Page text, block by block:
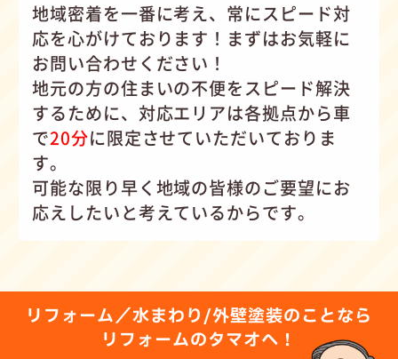
地域密着を一番に考え、常にスピード対
応を心がけております！まずはお気軽に
お問い合わせください！
地元の方の住まいの不便をスピード解決
するために、対応エリアは各拠点から車
で20分に限定させていただいておりま
す。
可能な限り早く地域の皆様のご要望にお
応えしたいと考えているからです。
リフォーム／水まわり/外壁塗装のことなら
リフォームのタマオへ！